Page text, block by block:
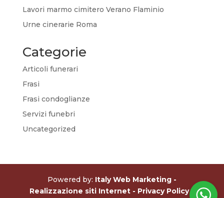
Lavori marmo cimitero Verano Flaminio
Urne cinerarie Roma
Categorie
Articoli funerari
Frasi
Frasi condoglianze
Servizi funebri
Uncategorized
Powered by: Italy Web Marketing -
Realizzazione siti Internet - Privacy Policy -